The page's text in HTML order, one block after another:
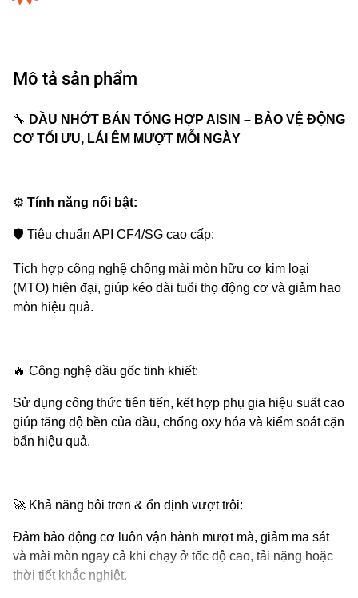
Mô tả sản phẩm
🔧 DẦU NHỚT BÁN TỔNG HỢP AISIN – BẢO VỆ ĐỘNG
CƠ TỐI ƯU, LÁI ÊM MƯỢT MỖI NGÀY
⚙️ Tính năng nổi bật:
🛡 Tiêu chuẩn API CF4/SG cao cấp:
Tích hợp công nghệ chống mài mòn hữu cơ kim loại
(MTO) hiện đại, giúp kéo dài tuổi thọ động cơ và giảm hao
mòn hiệu quả.
🔥 Công nghệ dầu gốc tinh khiết:
Sử dụng công thức tiên tiến, kết hợp phụ gia hiệu suất cao
giúp tăng độ bền của dầu, chống oxy hóa và kiểm soát cặn
bẩn hiệu quả.
🚀 Khả năng bôi trơn & ổn định vượt trội:
Đảm bảo động cơ luôn vận hành mượt mà, giảm ma sát
và mài mòn ngay cả khi chạy ở tốc độ cao, tải nặng hoặc
thời tiết khắc nghiệt.